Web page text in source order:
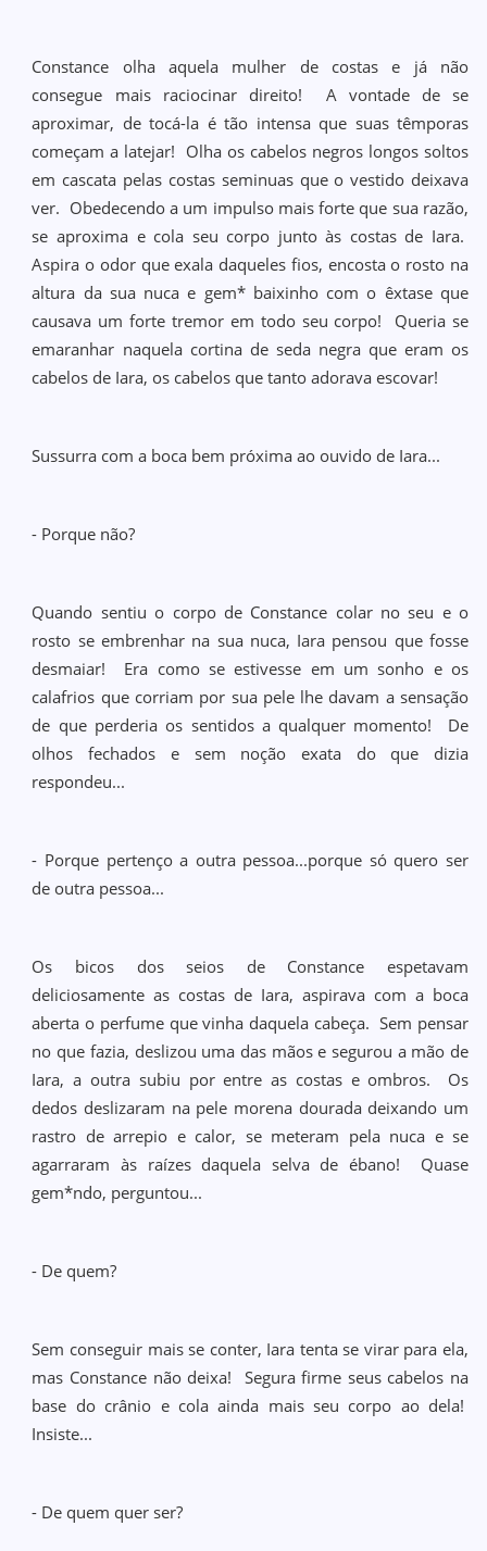
Constance olha aquela mulher de costas e já não
consegue mais raciocinar direito! A vontade de se
aproximar, de tocá-la é tão intensa que suas têmporas
começam a latejar! Olha os cabelos negros longos soltos
em cascata pelas costas seminuas que o vestido deixava
ver. Obedecendo a um impulso mais forte que sua razão,
se aproxima e cola seu corpo junto às costas de Iara.
Aspira o odor que exala daqueles fios, encosta o rosto na
altura da sua nuca e gem* baixinho com o êxtase que
causava um forte tremor em todo seu corpo! Queria se
emaranhar naquela cortina de seda negra que eram os
cabelos de Iara, os cabelos que tanto adorava escovar!
Sussurra com a boca bem próxima ao ouvido de Iara...
- Porque não?
Quando sentiu o corpo de Constance colar no seu e o
rosto se embrenhar na sua nuca, Iara pensou que fosse
desmaiar! Era como se estivesse em um sonho e os
calafrios que corriam por sua pele lhe davam a sensação
de que perderia os sentidos a qualquer momento! De
olhos fechados e sem noção exata do que dizia
respondeu...
- Porque pertenço a outra pessoa...porque só quero ser
de outra pessoa...
Os bicos dos seios de Constance espetavam
deliciosamente as costas de Iara, aspirava com a boca
aberta o perfume que vinha daquela cabeça. Sem pensar
no que fazia, deslizou uma das mãos e segurou a mão de
Iara, a outra subiu por entre as costas e ombros. Os
dedos deslizaram na pele morena dourada deixando um
rastro de arrepio e calor, se meteram pela nuca e se
agarraram às raízes daquela selva de ébano! Quase
gem*ndo, perguntou...
- De quem?
Sem conseguir mais se conter, Iara tenta se virar para ela,
mas Constance não deixa! Segura firme seus cabelos na
base do crânio e cola ainda mais seu corpo ao dela!
Insiste...
- De quem quer ser?